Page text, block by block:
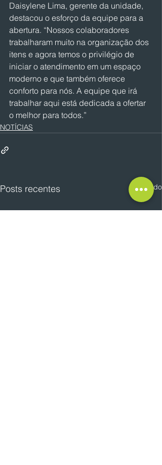
Daisylene Lima, gerente da unidade,
destacou o esforço da equipe para a
abertura. “Nossos colaboradores
trabalharam muito na organização dos
itens e agora temos o privilégio de
iniciar o atendimento em um espaço
moderno e que também oferece
conforto para nós. A equipe que irá
trabalhar aqui está dedicada a ofertar
o melhor para todos.”
NOTÍCIAS
Posts recentes Ver tudo